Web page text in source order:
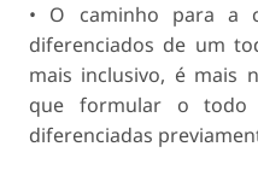
• O caminho para a
diferenciados de um
mais inclusivo, é mais
que formular o
diferenciadas